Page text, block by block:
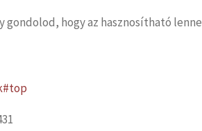
gondolod, hogy az hasznosítható lenne